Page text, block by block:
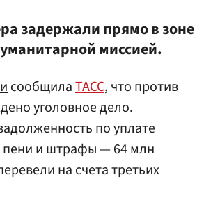
задержали прямо в зоне
миссией.
сообщилаТАСС, что против
уголовное дело.
по уплате
пени и штрафы — 64 млн
на счета третьих